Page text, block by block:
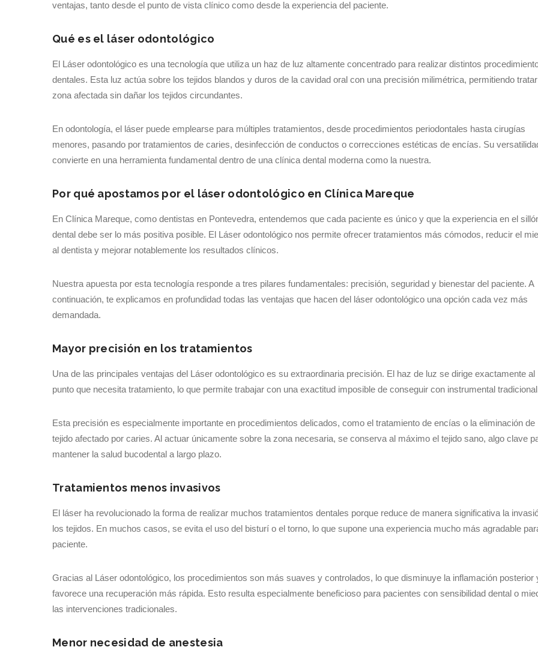
ventajas, tanto desde el punto de vista clínico como desde la experiencia del paciente.
Qué es el láser odontológico
El Láser odontológico es una tecnología que utiliza un haz de luz altamente concentrado para realizar distintos
dentales. Esta luz actúa sobre los tejidos blandos y duros de la cavidad oral con una precisión milimétrica, permitiendo
zona afectada sin dañar los tejidos circundantes.
En odontología, el láser puede emplearse para múltiples tratamientos, desde procedimientos periodontales hasta cirugías
menores, pasando por tratamientos de caries, desinfección de conductos o correcciones estéticas de encías. Su
convierte en una herramienta fundamental dentro de una clínica dental moderna como la nuestra.
Por qué apostamos por el láser odontológico en Clínica Mareque
En Clínica Mareque, como dentistas en Pontevedra, entendemos que cada paciente es único y que la experiencia en el
dental debe ser lo más positiva posible. El Láser odontológico nos permite ofrecer tratamientos más cómodos, reducir el
al dentista y mejorar notablemente los resultados clínicos.
Nuestra apuesta por esta tecnología responde a tres pilares fundamentales: precisión, seguridad y bienestar del paciente. A
continuación, te explicamos en profundidad todas las ventajas que hacen del láser odontológico una opción cada vez más
demandada.
Mayor precisión en los tratamientos
Una de las principales ventajas del Láser odontológico es su extraordinaria precisión. El haz de luz se dirige exactamente al
punto que necesita tratamiento, lo que permite trabajar con una exactitud imposible de conseguir con instrumental
Esta precisión es especialmente importante en procedimientos delicados, como el tratamiento de encías o la eliminación de
tejido afectado por caries. Al actuar únicamente sobre la zona necesaria, se conserva al máximo el tejido sano, algo clave
mantener la salud bucodental a largo plazo.
Tratamientos menos invasivos
El láser ha revolucionado la forma de realizar muchos tratamientos dentales porque reduce de manera significativa la
los tejidos. En muchos casos, se evita el uso del bisturí o el torno, lo que supone una experiencia mucho más agradable
paciente.
Gracias al Láser odontológico, los procedimientos son más suaves y controlados, lo que disminuye la inflamación posterior
favorece una recuperación más rápida. Esto resulta especialmente beneficioso para pacientes con sensibilidad dental o
las intervenciones tradicionales.
Menor necesidad de anestesia